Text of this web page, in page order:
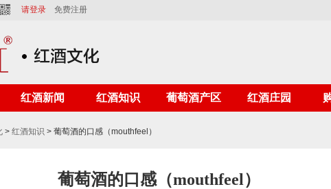
请登录 免费注册
红酒新闻 红酒知识 葡萄酒产区 红酒庄园
> 红酒知识 > 葡萄酒的口感（mouthfeel）
葡萄酒的口感（mouthfeel）